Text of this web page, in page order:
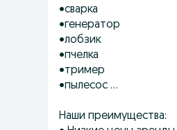
•сварка
•генератор
•лобзик
•пчелка
•тример
•пылесос ...
Наши преимущества: